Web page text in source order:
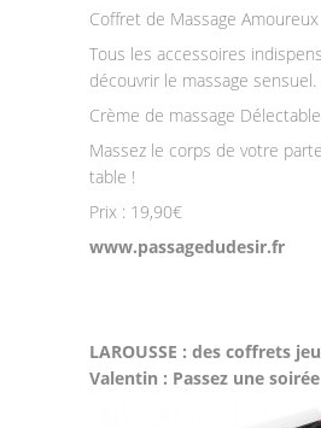
Coffret de Massage Amoureux
Tous les accessoires
découvrir le massage
Crème de massage
Massez le corps de votre
table !
Prix : 19,90€
www.passagedudesir.fr
LAROUSSE : des coffrets
Valentin : Passez une